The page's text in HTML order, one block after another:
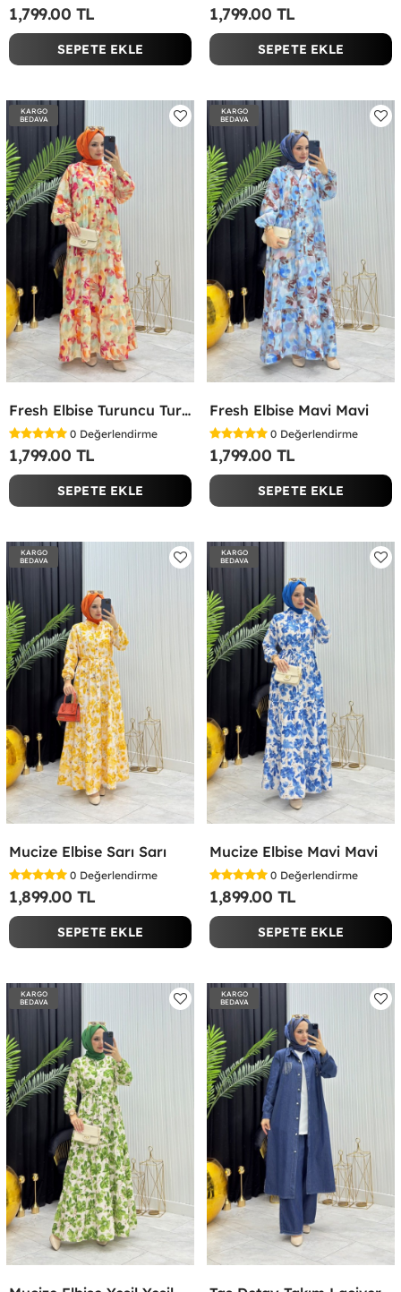
1,799.00 TL
SEPETE EKLE
1,799.00 TL
SEPETE EKLE
KARGO
BEDAVA
Fresh Elbise Turuncu Turuncu
0 Değerlendirme
1,799.00 TL
SEPETE EKLE
KARGO
BEDAVA
Fresh Elbise Mavi Mavi
0 Değerlendirme
1,799.00 TL
SEPETE EKLE
KARGO
BEDAVA
Mucize Elbise Sarı Sarı
0 Değerlendirme
1,899.00 TL
SEPETE EKLE
KARGO
BEDAVA
Mucize Elbise Mavi Mavi
0 Değerlendirme
1,899.00 TL
SEPETE EKLE
KARGO
BEDAVA
KARGO
BEDAVA